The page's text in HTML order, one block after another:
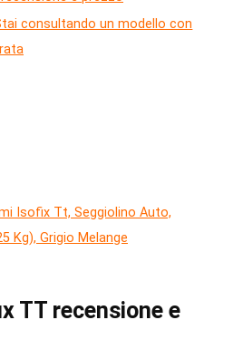
consultando un modello con
Isofix Tt, Seggiolino Auto,
Kg), Grigio Melange
TT recensione e